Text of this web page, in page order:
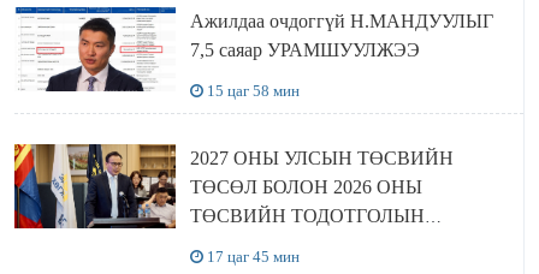
Ажилдаа очдоггүй Н.МАНДУУЛЫГ
7,5 саяар УРАМШУУЛЖЭЭ
15 цаг 58 мин
2027 ОНЫ УЛСЫН ТӨСВИЙН
ТӨСӨЛ БОЛОН 2026 ОНЫ
ТӨСВИЙН ТОДОТГОЛЫН
17 цаг 45 мин